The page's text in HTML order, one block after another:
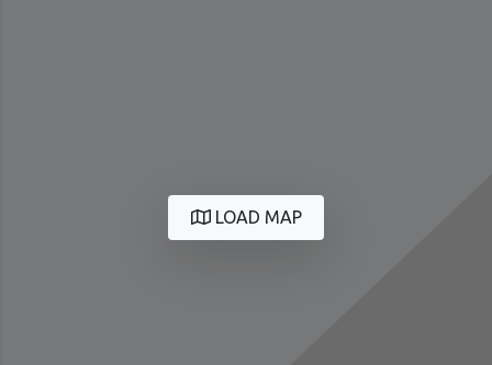
LOAD MAP